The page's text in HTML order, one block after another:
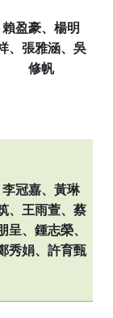
賴盈豪、楊明
、張雅涵、吳
修帆
李冠嘉、黃琳
、王雨萱、蔡
呈、鍾志榮、
秀娟、許育甄